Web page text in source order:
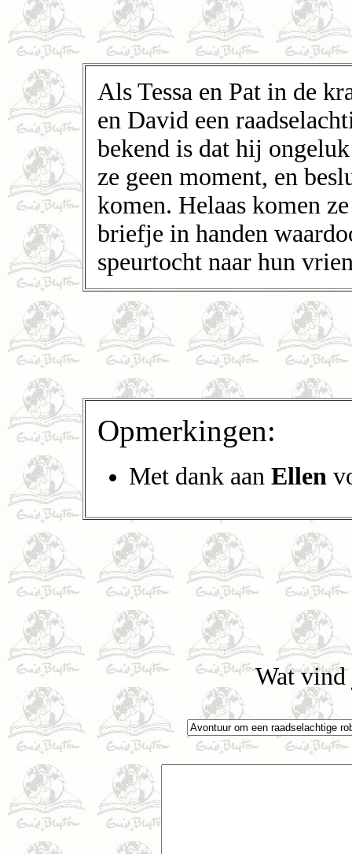
Als Tessa en Pat in de
en David een
bekend is dat hij
ze geen moment, en
komen. Helaas komen
briefje in handen
speurtocht naar hun
Opmerkingen:
Met dank aan Ellen
Wat